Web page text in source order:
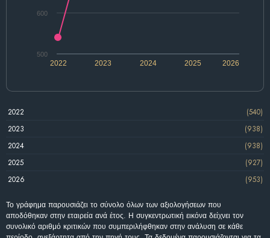
2025
2022 2023 2024 2026
500
600
2022
(540)
2023
(938)
2024
(938)
2025
(927)
2026
(953)
Το γράφημα παρουσιάζει το σύνολο όλων των αξιολογήσεων που
αποδόθηκαν στην εταιρεία ανά έτος. Η συγκεντρωτική εικόνα δείχνει τον
συνολικό αριθμό κριτικών που συμπεριλήφθηκαν στην ανάλυση σε κάθε